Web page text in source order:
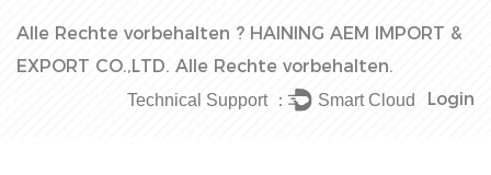
Alle Rechte vorbehalten ? HAINING AEM IMPORT &
EXPORT CO.,LTD. Alle Rechte vorbehalten.
Login
Technical Support ： Smart Cloud